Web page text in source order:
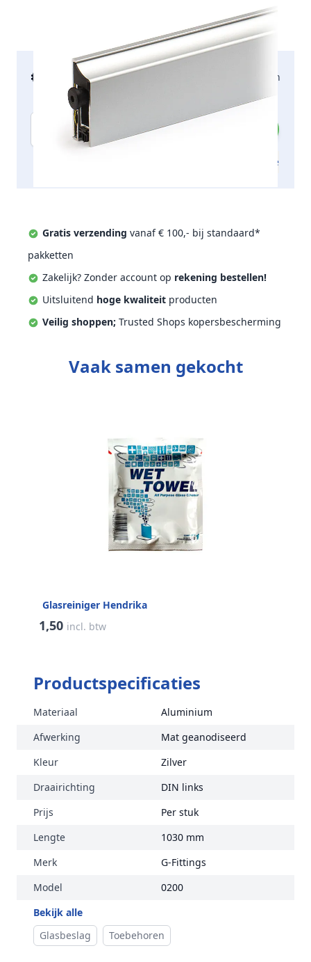
€ 60,51 incl. btw 2-5 werkdagen
Aantal
Toevoegen aan offerte
Gratis verzending vanaf € 100,- bij standaard*
pakketten
Zakelijk? Zonder account op rekening bestellen!
Uitsluitend hoge kwaliteit producten
Veilig shoppen; Trusted Shops kopersbescherming
Vaak samen gekocht
Glasreiniger Hendrika
1,50 incl. btw
Productspecificaties
Materiaal
Aluminium
Afwerking
Mat geanodiseerd
Kleur
Zilver
Draairichting
DIN links
Prijs
Per stuk
Lengte
1030 mm
Merk
G-Fittings
Model
0200
Bekijk alle
Glasbeslag
Toebehoren